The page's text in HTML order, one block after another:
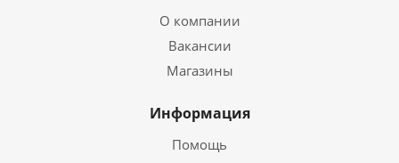
О компании
Вакансии
Магазины
Информация
Помощь